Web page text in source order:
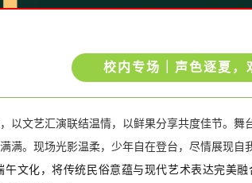
校内专场｜声色逐夏，
以文艺汇演联结温情，以鲜果分享共度佳节。
满。现场光影温柔，少年自在登台，尽情展现自我
午文化，将传统民俗意蕴与现代艺术表达完美